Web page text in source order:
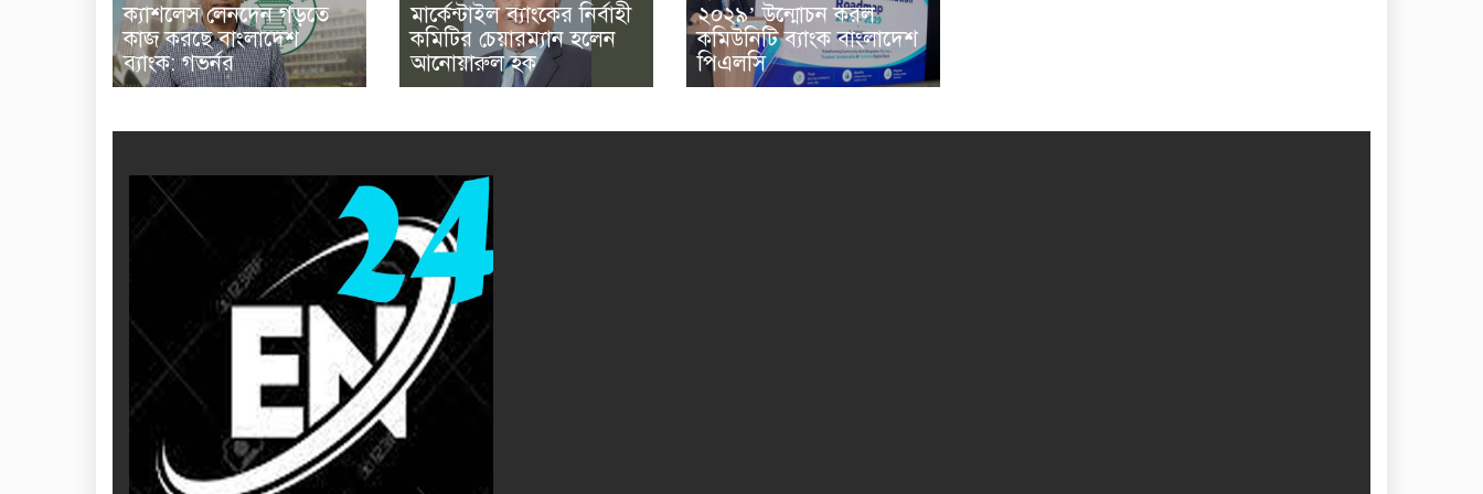
ক্যাশলেস লেনদেন গড়তে
কাজ করছে বাংলাদেশ
ব্যাংক: গভর্নর
মার্কেন্টাইল ব্যাংকের নির্বাহী
কমিটির চেয়ারম্যান হলেন
আনোয়ারুল হক
২০২৯’ উন্মোচন করল
কমিউনিটি ব্যাংক বাংলাদেশ
পিএলসি